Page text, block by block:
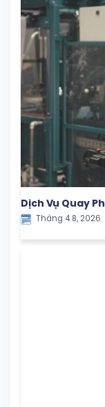
Dịch Vụ Quay
Tầm Thương
Tháng 4 8, 2026